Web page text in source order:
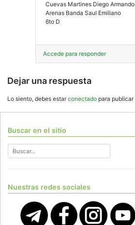
Cuevas Martines Diego
Arenas Banda Saul Emiliano
6to D
Accede para responder
Dejar una respuesta
Lo siento, debes estarconectado para
Buscar en el sitio
Nuestras redes sociales